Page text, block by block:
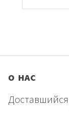
О НАС
Доставшийся